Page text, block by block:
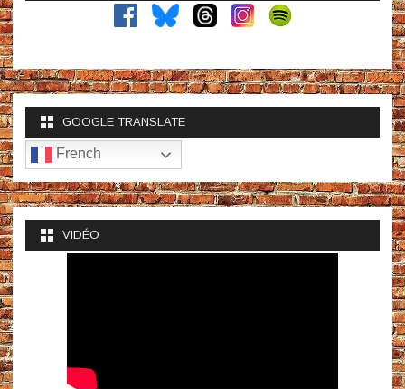
GOOGLE TRANSLATE
French
VIDÉO